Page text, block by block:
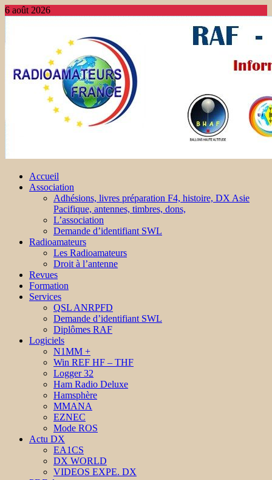
6 août 2026
Accueil
Association
Adhésions, livres préparation F4, histoire, DX Asie
Pacifique, antennes, timbres, dons,
L’association
Demande d’identifiant SWL
Radioamateurs
Les Radioamateurs
Droit à l’antenne
Revues
Formation
Services
QSL ANRPFD
Demande d’identifiant SWL
Diplômes RAF
Logiciels
N1MM +
Win REF HF – THF
Logger 32
Ham Radio Deluxe
Hamsphère
MMANA
EZNEC
Mode ROS
Actu DX
EA1CS
DX WORLD
VIDEOS EXPE. DX